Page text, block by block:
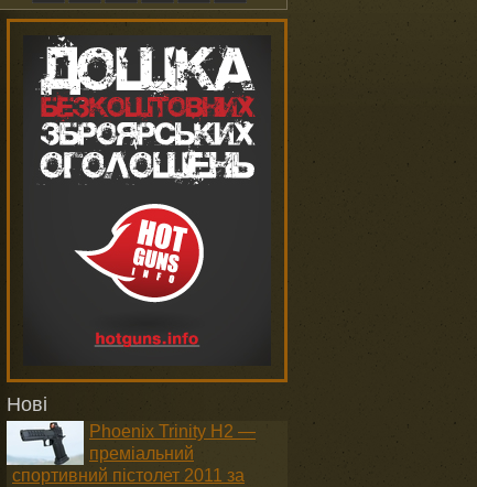
Нові
Phoenix Trinity H2 —
преміальний
спортивний пістолет 2011 за